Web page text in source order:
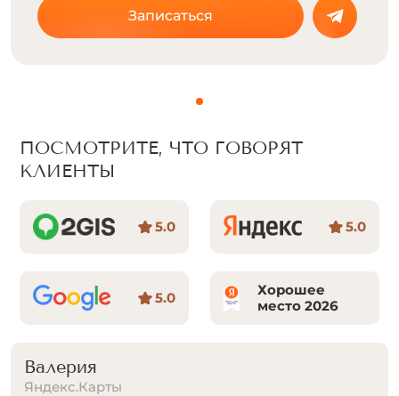
Записаться
ПОСМОТРИТЕ, ЧТО ГОВОРЯТ
КЛИЕНТЫ
5.0 5.0
5.0
Хорошее
место 2026
Татьяна Хайрутдинова
Яндекс.Карты